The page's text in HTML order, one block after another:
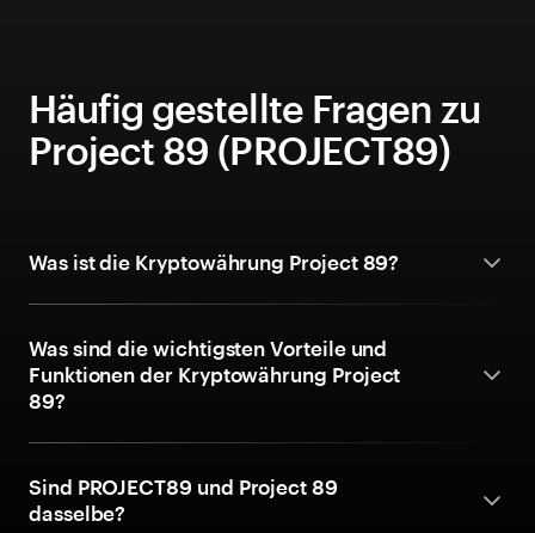
Häufig gestellte Fragen zu
Project 89 (PROJECT89)
Was ist die Kryptowährung Project 89?
Was sind die wichtigsten Vorteile und
Funktionen der Kryptowährung Project
89?
Sind PROJECT89 und Project 89
dasselbe?